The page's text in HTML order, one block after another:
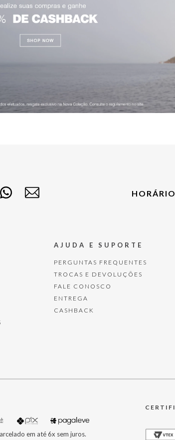
AJUDA E SUPORTE
PERGUNTAS FREQUENTES
TROCAS E DEVOLUÇÕES
FALE CONOSCO
ENTREGA
CASHBACK
em até 6x sem juros.